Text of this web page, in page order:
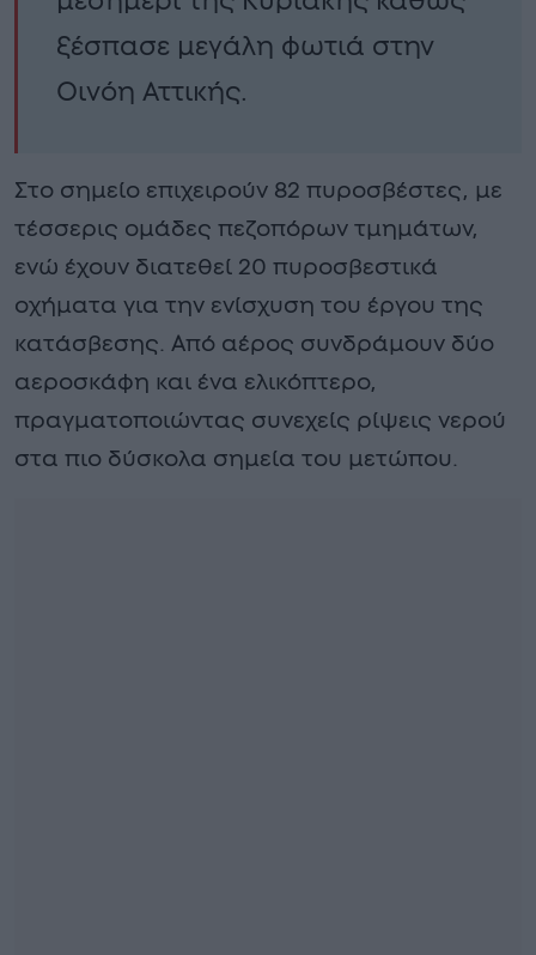
ξέσπασε μεγάλη φωτιά στην
Οινόη Αττικής.
Στο σημείο επιχειρούν 82 πυροσβέστες, με
τέσσερις ομάδες πεζοπόρων τμημάτων,
ενώ έχουν διατεθεί 20 πυροσβεστικά
οχήματα για την ενίσχυση του έργου της
κατάσβεσης. Από αέρος συνδράμουν δύο
αεροσκάφη και ένα ελικόπτερο,
πραγματοποιώντας συνεχείς ρίψεις νερού
στα πιο δύσκολα σημεία του μετώπου.